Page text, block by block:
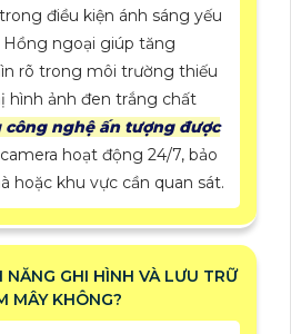
điều kiện ánh sáng yếu
Hồng ngoại giúp tăng
rõ trong môi trường thiếu
hình ảnh đen trắng chất
công nghệ ấn tượng được
hoạt động 24/7, bảo
hoặc khu vực cần quan sát.
NĂNG GHI HÌNH VÀ LƯU TRỮ
MÂY KHÔNG?